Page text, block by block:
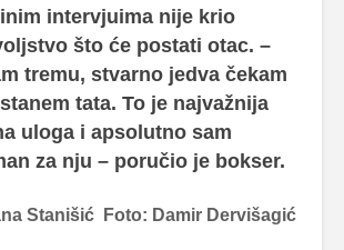
intervjuima nije krio
što će postati otac. –
tremu, stvarno jedva čekam
tata. To je najvažnija
uloga i apsolutno sam
za nju – poručio je bokser.
Stanišić Foto: Damir Dervišagić